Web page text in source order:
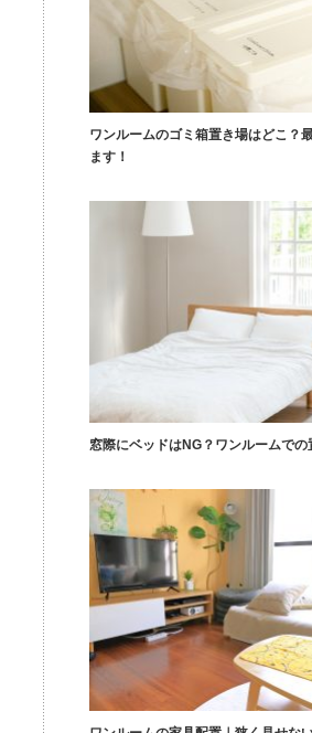
ワンルームのゴミ箱置き場はどこ？
ます！
窓際にベッドはNG？ワンルームでの